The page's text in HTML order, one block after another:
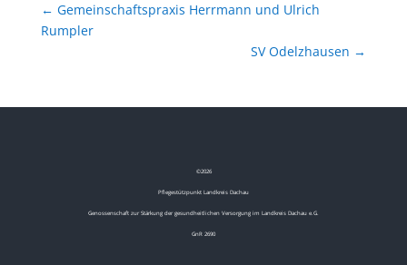
← Gemeinschaftspraxis Herrmann und Ulrich
Rumpler
SV Odelzhausen →
©2026
Pflegestützpunkt Landkreis Dachau
Genossenschaft zur Stärkung der gesundheitlichen Versorgung im Landkreis Dachau e.G.
GnR 2690